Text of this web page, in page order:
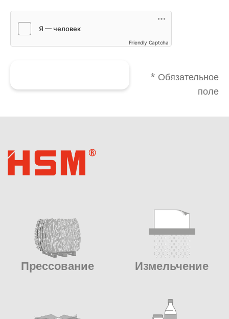
Friendly Captcha
* Обязательное
поле
Прессование Измельчение